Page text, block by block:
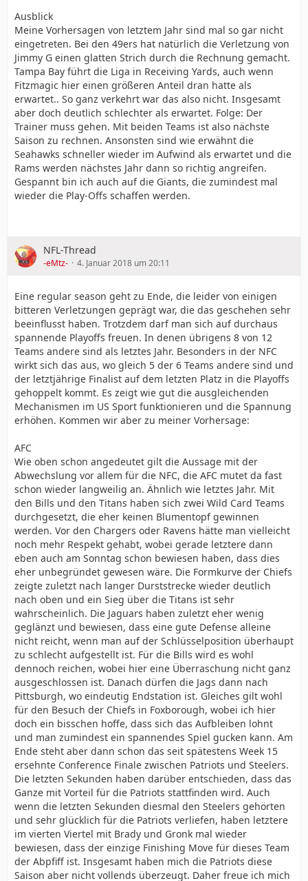
Ausblick
Meine Vorhersagen von letztem Jahr sind mal so gar nicht
eingetreten. Bei den 49ers hat natürlich die Verletzung von
Jimmy G einen glatten Strich durch die Rechnung gemacht.
Tampa Bay führt die Liga in Receiving Yards, auch wenn
Fitzmagic hier einen größeren Anteil dran hatte als
erwartet.. So ganz verkehrt war das also nicht. Insgesamt
aber doch deutlich schlechter als erwartet. Folge: Der
Trainer muss gehen. Mit beiden Teams ist also nächste
Saison zu rechnen. Ansonsten sind wie erwähnt die
Seahawks schneller wieder im Aufwind als erwartet und die
Rams werden nächstes Jahr dann so richtig angreifen.
Gespannt bin ich auch auf die Giants, die zumindest mal
wieder die Play-Offs schaffen werden.
NFL-Thread
-eMtz- 4. Januar 2018 um 20:11
Eine regular season geht zu Ende, die leider von einigen
bitteren Verletzungen geprägt war, die das geschehen sehr
beeinflusst haben. Trotzdem darf man sich auf durchaus
spannende Playoffs freuen. In denen übrigens 8 von 12
Teams andere sind als letztes Jahr. Besonders in der NFC
wirkt sich das aus, wo gleich 5 der 6 Teams andere sind und
der letztjährige Finalist auf dem letzten Platz in die Playoffs
gehoppelt kommt. Es zeigt wie gut die ausgleichenden
Mechanismen im US Sport funktionieren und die Spannung
erhöhen. Kommen wir aber zu meiner Vorhersage:
AFC
Wie oben schon angedeutet gilt die Aussage mit der
Abwechslung vor allem für die NFC, die AFC mutet da fast
schon wieder langweilig an. Ähnlich wie letztes Jahr. Mit
den Bills und den Titans haben sich zwei Wild Card Teams
durchgesetzt, die eher keinen Blumentopf gewinnen
werden. Vor den Chargers oder Ravens hätte man vielleicht
noch mehr Respekt gehabt, wobei gerade letztere dann
eben auch am Sonntag schon bewiesen haben, dass dies
eher unbegründet gewesen wäre. Die Formkurve der Chiefs
zeigte zuletzt nach langer Durststrecke wieder deutlich
nach oben und ein Sieg über die Titans ist sehr
wahrscheinlich. Die Jaguars haben zuletzt eher wenig
geglänzt und bewiesen, dass eine gute Defense alleine
nicht reicht, wenn man auf der Schlüsselposition überhaupt
zu schlecht aufgestellt ist. Für die Bills wird es wohl
dennoch reichen, wobei hier eine Überraschung nicht ganz
ausgeschlossen ist. Danach dürfen die Jags dann nach
Pittsburgh, wo eindeutig Endstation ist. Gleiches gilt wohl
für den Besuch der Chiefs in Foxborough, wobei ich hier
doch ein bisschen hoffe, dass sich das Aufbleiben lohnt
und man zumindest ein spannendes Spiel gucken kann. Am
Ende steht aber dann schon das seit spätestens Week 15
ersehnte Conference Finale zwischen Patriots und Steelers.
Die letzten Sekunden haben darüber entschieden, dass das
Ganze mit Vorteil für die Patriots stattfinden wird. Auch
wenn die letzten Sekunden diesmal den Steelers gehörten
und sehr glücklich für die Patriots verliefen, haben letztere
im vierten Viertel mit Brady und Gronk mal wieder
bewiesen, dass der einzige Finishing Move für dieses Team
der Abpfiff ist. Insgesamt haben mich die Patriots diese
Saison aber nicht vollends überzeugt. Daher freue ich mich